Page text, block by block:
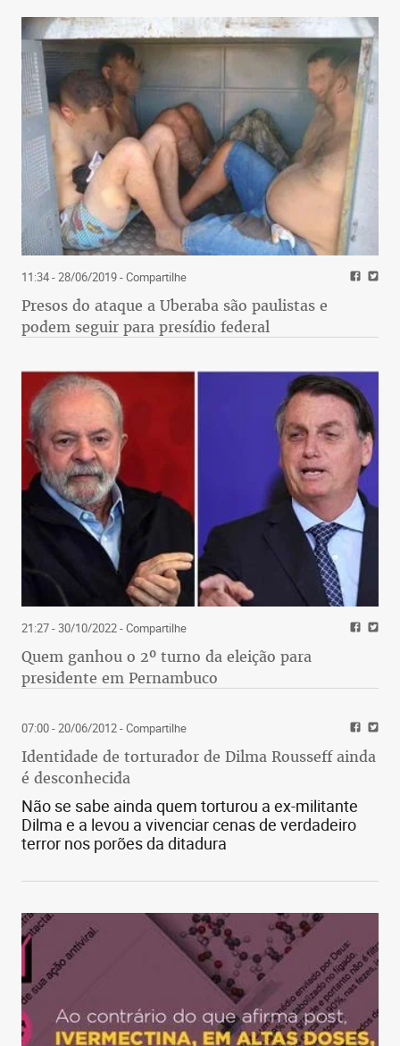
11:34 - 28/06/2019- Compartilhe
Presos do ataque a Uberaba são paulistas e
podem seguir para presídio federal
21:27 - 30/10/2022- Compartilhe
Quem ganhou o 2º turno da eleição para
presidente em Pernambuco
07:00 - 20/06/2012- Compartilhe
Identidade de torturador de Dilma Rousseff ainda
é desconhecida
Não se sabe ainda quem torturou a ex-militante
Dilma e a levou a vivenciar cenas de verdadeiro
terror nos porões da ditadura